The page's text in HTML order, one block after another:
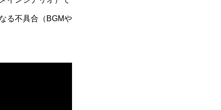
る不具合（BGMや